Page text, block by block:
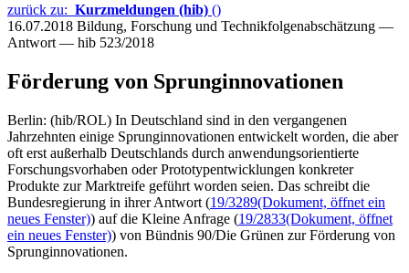
zurück zu: Kurzmeldungen (hib) ()
16.07.2018 Bildung, Forschung und Technikfolgenabschätzung —
Antwort — hib 523/2018
Förderung von Sprunginnovationen
Berlin: (hib/ROL) In Deutschland sind in den vergangenen
Jahrzehnten einige Sprunginnovationen entwickelt worden, die aber
oft erst außerhalb Deutschlands durch anwendungsorientierte
Forschungsvorhaben oder Prototypentwicklungen konkreter
Produkte zur Marktreife geführt worden seien. Das schreibt die
Bundesregierung in ihrer Antwort (19/3289(Dokument, öffnet ein
neues Fenster)) auf die Kleine Anfrage (19/2833(Dokument, öffnet
ein neues Fenster)) von Bündnis 90/Die Grünen zur Förderung von
Sprunginnovationen.